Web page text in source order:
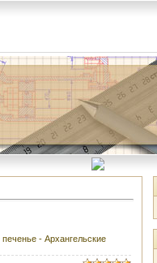
- Архангельские